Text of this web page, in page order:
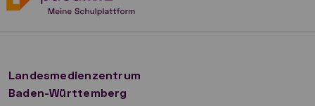
Landesmedienzentrum
Baden-Württemberg